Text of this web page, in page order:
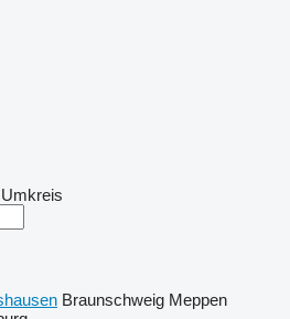
Braunschweig Meppen